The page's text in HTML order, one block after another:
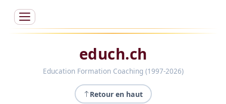
educh.ch
Education Formation Coaching (1997-2026)
Retour en haut